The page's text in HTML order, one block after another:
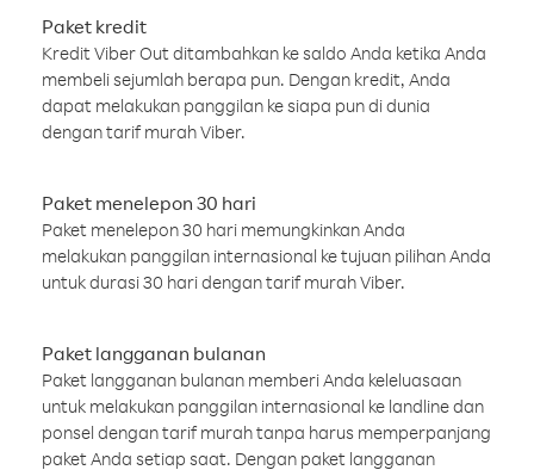
Paket kredit
Kredit Viber Out ditambahkan ke saldo Anda ketika Anda
membeli sejumlah berapa pun. Dengan kredit, Anda
dapat melakukan panggilan ke siapa pun di dunia
dengan tarif murah Viber.
Paket menelepon 30 hari
Paket menelepon 30 hari memungkinkan Anda
melakukan panggilan internasional ke tujuan pilihan Anda
untuk durasi 30 hari dengan tarif murah Viber.
Paket langganan bulanan
Paket langganan bulanan memberi Anda keleluasaan
untuk melakukan panggilan internasional ke landline dan
ponsel dengan tarif murah tanpa harus memperpanjang
paket Anda setiap saat. Dengan paket langganan